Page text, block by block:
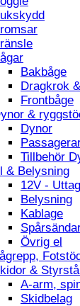
Bakbåge
Dragkrok
Frontbåge
&
Dynor
Tillbehör
& Belysning
12V - Uttag
Belysning
Kablage
Övrig el
&
A-arm,
Skidbelag